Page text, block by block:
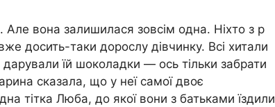
Але вона залишилася зовсім одна. Ніхто з р
досить-таки дорослу дівчинку. Всі хитали
їй шоколадки — ось тільки забрати
сказала, що у неї самої двоє
тітка Люба, до якої вони з батьками їздили